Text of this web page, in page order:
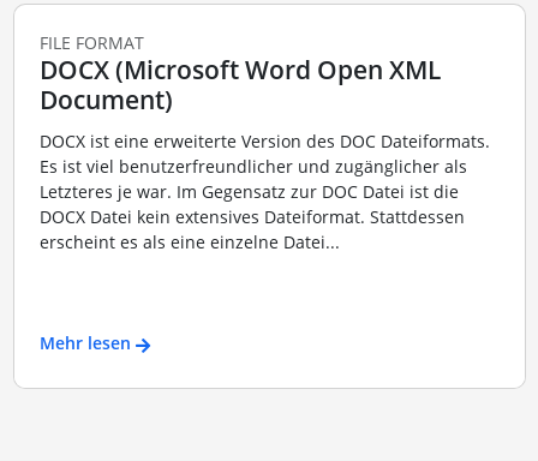
FILE FORMAT
DOCX (Microsoft Word Open XML
Document)
DOCX ist eine erweiterte Version des DOC Dateiformats.
Es ist viel benutzerfreundlicher und zugänglicher als
Letzteres je war. Im Gegensatz zur DOC Datei ist die
DOCX Datei kein extensives Dateiformat. Stattdessen
erscheint es als eine einzelne Datei...
Mehr lesen